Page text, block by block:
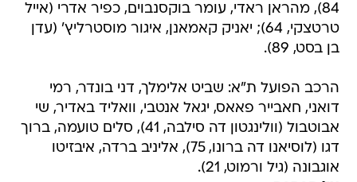
בן בסט, 89).
הרכב הפועל ת"א: שביט אלימלך, דני בונדר, רמי
אבוטבול (וולינגטון דה סילבה, 41), סלים טועמה, ברוך
דגו (לוסיאנו דה ברונו, 75), אליניב ברדה, איבזיטו
אוגבונה (גיל ורמוט, 21).
אל תפספס
מכבי הרצליה בוואלה! ספורט